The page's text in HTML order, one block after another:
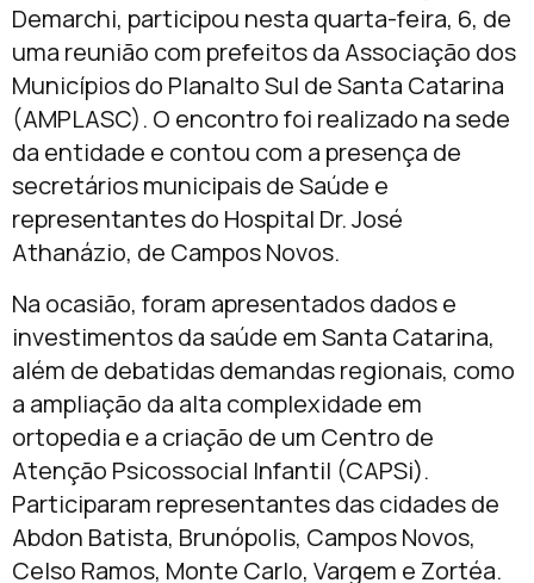
Demarchi, participou nesta quarta-feira, 6, de
uma reunião com prefeitos da Associação dos
Municípios do Planalto Sul de Santa Catarina
(AMPLASC). O encontro foi realizado na sede
da entidade e contou com a presença de
secretários municipais de Saúde e
representantes do Hospital Dr. José
Athanázio, de Campos Novos.
Na ocasião, foram apresentados dados e
investimentos da saúde em Santa Catarina,
além de debatidas demandas regionais, como
a ampliação da alta complexidade em
ortopedia e a criação de um Centro de
Atenção Psicossocial Infantil (CAPSi).
Participaram representantes das cidades de
Abdon Batista, Brunópolis, Campos Novos,
Celso Ramos, Monte Carlo, Vargem e Zortéa.